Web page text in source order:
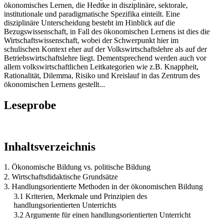
ökonomisches Lernen, die Hedtke in disziplinäre, sektorale,
institutionale und paradigmatische Spezifika einteilt. Eine
disziplinäre Unterscheidung besteht im Hinblick auf die
Bezugswissenschaft, in Fall des ökonomischen Lernens ist dies die
Wirtschaftswissenschaft, wobei der Schwerpunkt hier im
schulischen Kontext eher auf der Volkswirtschaftslehre als auf der
Betriebswirtschaftslehre liegt. Dementsprechend werden auch vor
allem volkswirtschaftlichen Leitkategorien wie z.B. Knappheit,
Rationalität, Dilemma, Risiko und Kreislauf in das Zentrum des
ökonomischen Lernens gestellt...
Leseprobe
Inhaltsverzeichnis
1. Ökonomische Bildung vs. politische Bildung
2. Wirtschaftsdidaktische Grundsätze
3. Handlungsorientierte Methoden in der ökonomischen Bildung
3.1 Kriterien, Merkmale und Prinzipien des
handlungsorientierten Unterrichts
3.2 Argumente für einen handlungsorientierten Unterricht